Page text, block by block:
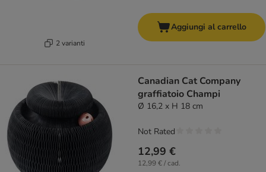
2 varianti
Aggiungi al carrello
Canadian Cat Company
graffiatoio Champi
Ø 16,2 x H 18 cm
12,99 €
12,99 € / cad.
Not Rated